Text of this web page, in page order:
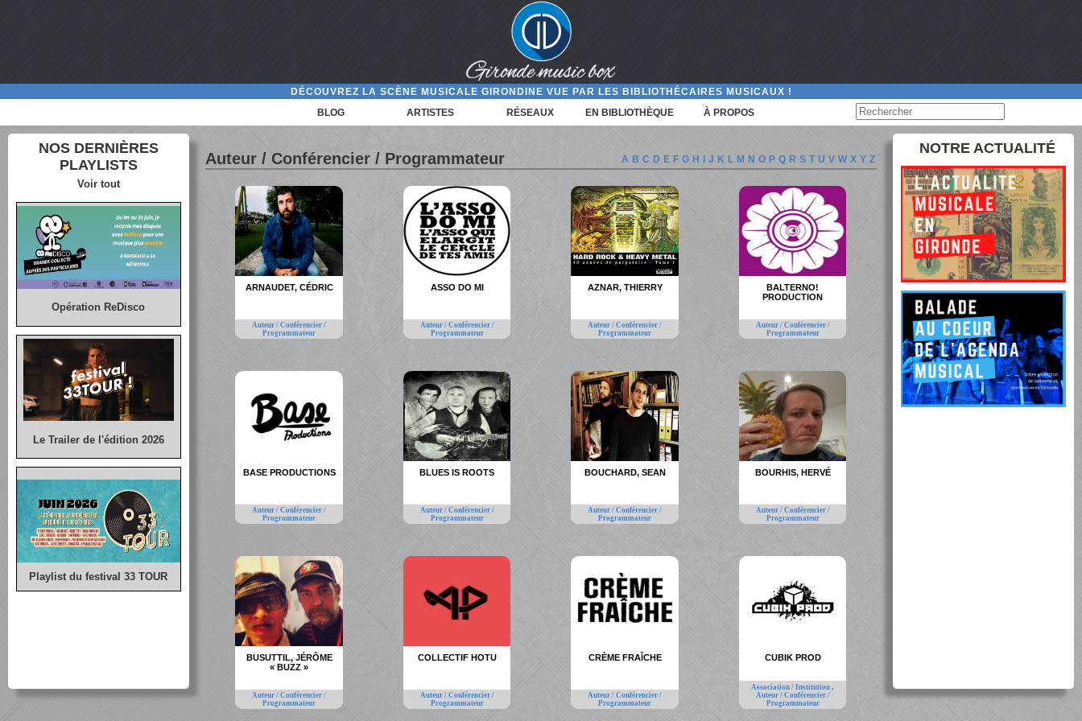
DÉCOUVREZ LA SCÈNE MUSICALE GIRONDINE VUE PAR LES BIBLIOTHÉCAIRES MUSICAUX !
BLOG
ARTISTES RÉSEAUX EN BIBLIOTHÈQUE À PROPOS
NOS DERNIÈRES
PLAYLISTS
Voir tout
Opération ReDisco
Le Trailer de l'édition 2026
Playlist du festival 33 TOUR
Auteur / Conférencier / Programmateur A B C D E F G H I J K L M N O P Q R S T U V W X Y Z
ARNAUDET, CÉDRIC
Auteur / Conférencier /
Programmateur
ASSO DO MI
Auteur / Conférencier /
Programmateur
AZNAR, THIERRY
Auteur / Conférencier /
Programmateur
BALTERNO!
PRODUCTION
Auteur / Conférencier /
Programmateur
BASE PRODUCTIONS
Auteur / Conférencier /
Programmateur
BLUES IS ROOTS
Auteur / Conférencier /
Programmateur
BOUCHARD, SEAN
Auteur / Conférencier /
Programmateur
BOURHIS, HERVÉ
Auteur / Conférencier /
Programmateur
BUSUTTIL, JÉRÔME
« BUZZ »
Auteur / Conférencier /
Programmateur
COLLECTIF HOTU
Auteur / Conférencier /
Programmateur
CRÈME FRAÎCHE
Auteur / Conférencier /
Programmateur
CUBIK PROD
Association / Institution,
Auteur / Conférencier /
Programmateur
NOTRE ACTUALITÉ